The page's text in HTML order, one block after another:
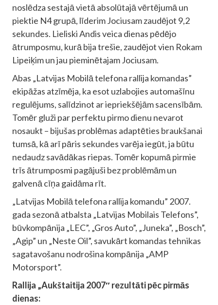
noslēdza sestajā vietā absolūtajā vērtējumā un
piektie N4 grupā, līderim Jociusam zaudējot 9,2
sekundes. Lieliski Andis veica dienas pēdējo
ātrumposmu, kurā bija trešie, zaudējot vien Rokam
Lipeiķim un jau pieminētajam Jociusam.
Abas „Latvijas Mobilā telefona rallija komandas”
ekipāžas atzīmēja, ka esot uzlabojies automašīnu
regulējums, salīdzinot ar iepriekšējām sacensībām.
Tomēr gluži par perfektu pirmo dienu nevarot
nosaukt – bijušas problēmas adaptēties braukšanai
tumsā, kā arī pāris sekundes varēja iegūt, ja būtu
nedaudz savādākas riepas. Tomēr kopumā pirmie
trīs ātrumposmi pagājuši bez problēmām un
galvenā cīņa gaidāma rīt.
„Latvijas Mobilā telefona rallija komandu” 2007.
gada sezonā atbalsta „Latvijas Mobilais Telefons”,
būvkompānija „LEC”, „Gros Auto”, „Juneka”, „Bosch”,
„Agip” un „Neste Oil”, savukārt komandas tehnikas
sagatavošanu nodrošina kompānija „AMP
Motorsport”.
Rallija „Aukštaitija 2007″ rezultāti pēc pirmās
dienas: